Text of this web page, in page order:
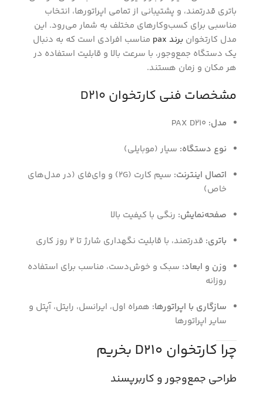
باتری قدرتمند، و پشتیبانی از تمامی اپراتورها، انتخاب
مناسبی برای کسب‌وکارهای مختلف به شمار می‌رود. این
مدل کارتخوان برند pax
مناسب افرادی است که به دنبال
یک دستگاه جمع‌وجور، با سرعت بالا و قابلیت استفاده در
هر مکان و زمان هستند.
مشخصات فنی کارتخوان D210
مدل:
نوع دستگاه: سیار (موبایلی)
اتصال اینترنت:
سیم کارت (2G) و وای‌فای (در مدل‌های
خاص)
صفحه‌نمایش: رنگی با کیفیت بالا
باتری: قدرتمند، با قابلیت نگهداری شارژ تا ۲ روز کاری
وزن و ابعاد: سبک و خوش‌دست، مناسب برای استفاده
روزانه
سازگاری با اپراتورها: همراه اول، ایرانسل، رایتل، آپتل و
سایر اپراتورها
چرا کارتخوان D210 بخریم
طراحی جمع‌وجور و کاربرپسند